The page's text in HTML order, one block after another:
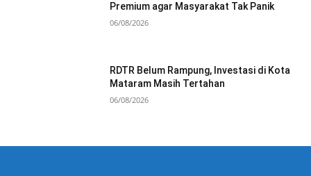
Premium agar Masyarakat Tak Panik
06/08/2026
RDTR Belum Rampung, Investasi di Kota
Mataram Masih Tertahan
06/08/2026